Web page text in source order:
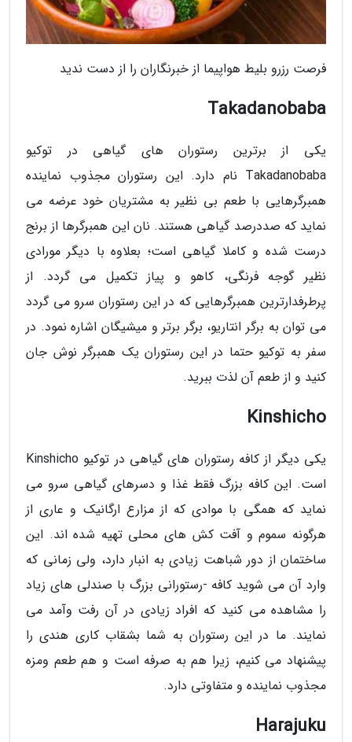
فرصت رزرو بلیط هواپیما از خبرنگاران را از دست ندید
Takadanobaba
یکی از برترین رستوران های گیاهی در توکیو
Takadanobaba نام دارد. این رستوران مجذوب نماینده
همبرگرهایی با طعم بی نظیر به مشتریان خود عرضه می
نماید که صددرصد گیاهی هستند. نان این همبرگرها از برنج
درست شده و کاملا گیاهی است؛ بعلاوه با دیگر مورادی
نظیر گوجه فرنگی، کاهو و پیاز تکمیل می گردد. از
پرطرفدارترین همبرگرهایی که در این رستوران سرو می گردد
می توان به برگر انتاریو، برگر برتر و میشیگان اشاره نمود. در
سفر به توکیو حتما در این رستوران یک همبرگر نوش جان
کنید و از طعم آن لذت ببرید.
Kinshicho
یکی دیگر از کافه رستوران های گیاهی در توکیو Kinshicho
است. این کافه بزرگ فقط غذا و دسرهای گیاهی سرو می
نماید که همگی با موادی که از مزارع ارگانیک و عاری از
هرگونه سموم و آفت کش های محلی تهیه شده اند. این
ساختمان از دور شباهت زیادی به انبار دارد، ولی زمانی که
وارد آن می شوید کافه -رستورانی بزرگ با صندلی های زیاد
را مشاهده می کنید که افراد زیادی در آن رفت وآمد می
نمایند. ما در این رستوران به شما بشقاب کاری هندی را
پیشنهاد می کنیم، زیرا هم به صرفه است و هم طعم ومزه
مجذوب نماینده و متفاوتی دارد.
Harajuku